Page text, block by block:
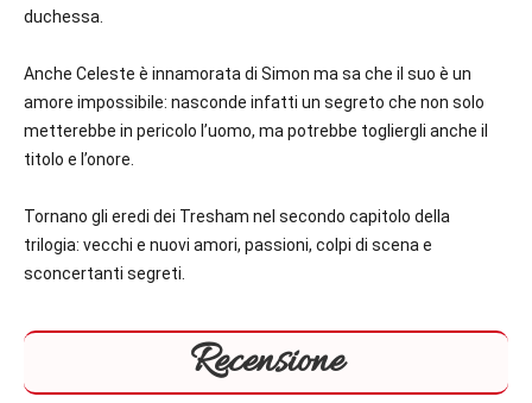
duchessa.
Anche Celeste è innamorata di Simon ma sa che il suo è un
amore impossibile: nasconde infatti un segreto che non solo
metterebbe in pericolo l’uomo, ma potrebbe togliergli anche il
titolo e l’onore.
Tornano gli eredi dei Tresham nel secondo capitolo della
trilogia: vecchi e nuovi amori, passioni, colpi di scena e
sconcertanti segreti.
Recensione